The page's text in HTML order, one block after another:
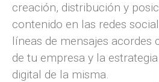
creación, distribución y
contenido en las redes
líneas de mensajes acordes
de tu empresa y la
digital de la misma.